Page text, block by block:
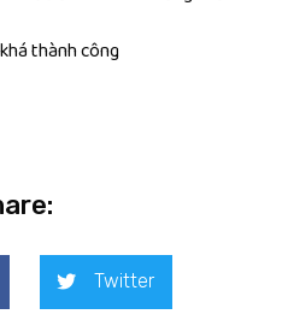
thành công
Twitter